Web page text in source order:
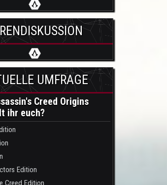
UMFRAGE
Creed Origins
ihr euch?
Edition